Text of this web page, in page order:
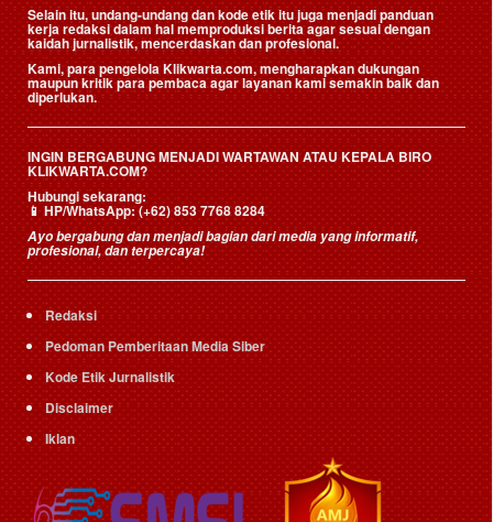
Selain itu, undang-undang dan kode etik itu juga menjadi panduan
kerja redaksi dalam hal memproduksi berita agar sesuai dengan
kaidah jurnalistik, mencerdaskan dan profesional.
Kami, para pengelola Klikwarta.com, mengharapkan dukungan
maupun kritik para pembaca agar layanan kami semakin baik dan
diperlukan.
INGIN BERGABUNG MENJADI WARTAWAN ATAU KEPALA BIRO
KLIKWARTA.COM?
Hubungi sekarang:
📱HP/WhatsApp:(+62) 853 7768 8284
Ayo bergabung dan menjadi bagian dari media yang informatif,
profesional, dan terpercaya!
Redaksi
Pedoman Pemberitaan Media Siber
Kode Etik Jurnalistik
Disclaimer
Iklan